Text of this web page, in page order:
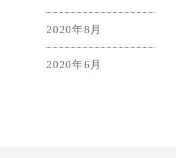
2020年8月
2020年6月